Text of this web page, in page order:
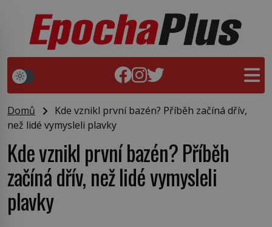
Domů
Kde vznikl první bazén? Příběh začíná dřív,
než lidé vymysleli plavky
Kde vznikl první bazén? Příběh
začíná dřív, než lidé vymysleli
plavky